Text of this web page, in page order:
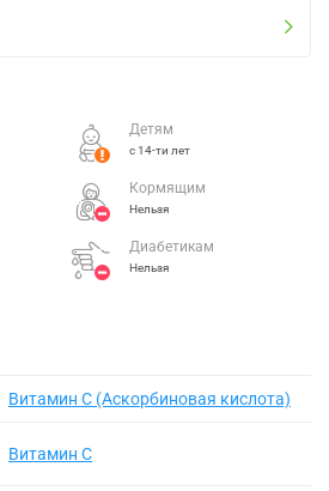
Детям
с 14-ти лет
Кормящим
Нельзя
Диабетикам
Нельзя
Витамин C (Аскорбиновая кислота)
Витамин С